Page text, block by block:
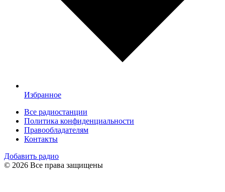
Избранное
Все радиостанции
Политика конфиденциальности
Правообладателям
Контакты
Добавить радио
© 2026 Все права защищены